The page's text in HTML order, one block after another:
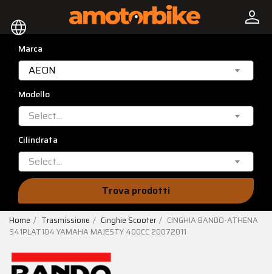
language person
Marca
AEON
Modello
Select...
Cilindrata
Select...
Trova prodotti
Home Trasmissione Cinghie Scooter
CINGHIA BANDO-ATHENA
S41PLAT104 YAMAHA MAJESTY 400CC 20072011